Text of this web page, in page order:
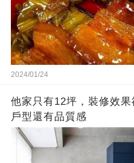
2024/01/24
他家只有12坪，裝修效
戶型還有品質感